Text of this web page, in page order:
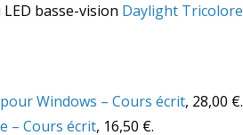
basse-vision Daylight Tricolore
Windows – Cours écrit, 28,00 €.
– Cours écrit, 16,50 €.